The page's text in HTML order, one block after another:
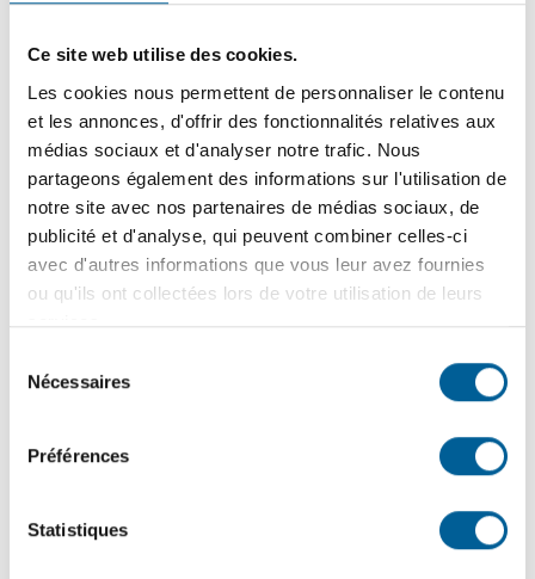
Ce site web utilise des cookies.
Les cookies nous permettent de personnaliser le contenu
et les annonces, d'offrir des fonctionnalités relatives aux
médias sociaux et d'analyser notre trafic. Nous
partageons également des informations sur l'utilisation de
notre site avec nos partenaires de médias sociaux, de
publicité et d'analyse, qui peuvent combiner celles-ci
avec d'autres informations que vous leur avez fournies
ou qu'ils ont collectées lors de votre utilisation de leurs
services.
Nécessaires
Préférences
Statistiques
La Ville est en recherche active de candidats(es) pour
occuper le poste d’Opérateur(trice)-journalier(re) au
Service des travaux publics :…
6mars 2026
OPPORTUNITÉ DE CARRIÈRE |
Pompier(ère) et premier(re)
La Ville est en recherche active d'une(e) Pompier(ère)
dynamique du Service de…